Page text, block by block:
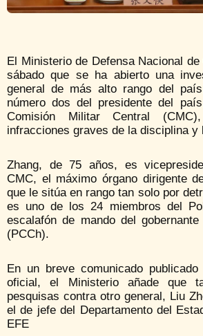
El Ministerio de Defensa Nacional
sábado que se ha abierto una
general de más alto rango del
número dos del presidente del
Comisión Militar Central
infracciones graves de la disciplina y
Zhang, de 75 años, es
CMC, el máximo órgano dirigente
que le sitúa en rango tan solo por
es uno de los 24 miembros del
escalafón de mando del
(PCCh).
En un breve comunicado
oficial, el Ministerio añade que
pesquisas contra otro general, Liu
el de jefe del Departamento del
EFE